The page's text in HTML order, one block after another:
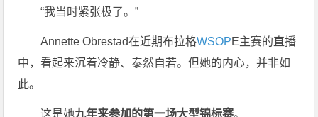
“我当时紧张极了。”
Annette Obrestad在近期布拉格WSOPE主赛的直播
中，看起来沉着冷静、泰然自若。但她的内心，并非如
此。
这是她九年来参加的第一场大型锦标赛。